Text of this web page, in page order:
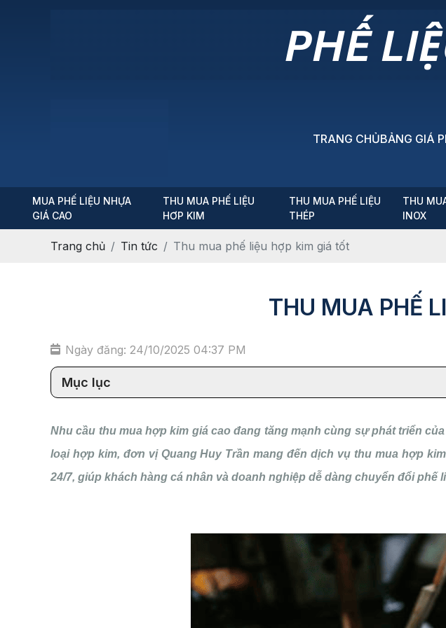
TRANG CHỦBẢNG GIÁ
MUA PHẾ LIỆU NHỰA
GIÁ CAO
THU MUA PHẾ LIỆU
HƠP KIM
THU MUA PHẾ LIỆU
THÉP
THU
INOX
Trang chủ Tin tức Thu mua phế liệu hợp kim giá tốt
THU MUA PHẾ
Ngày đăng: 24/10/2025 04:37 PM
Mục lục
Nhu cầu thu mua hợp kim giá cao đang tăng mạnh cùng sự phát triển
loại hợp kim, đơn vị Quang Huy Trần mang đến dịch vụ thu mua hợp
24/7, giúp khách hàng cá nhân và doanh nghiệp dễ dàng chuyển đổi